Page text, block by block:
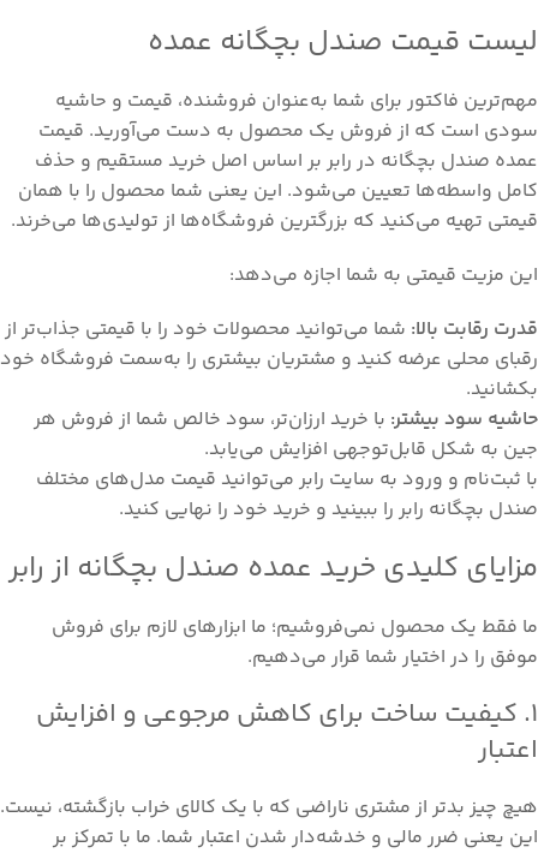
لیست قیمت صندل بچگانه عمده
مهم‌ترین فاکتور برای شما به‌عنوان فروشنده، قیمت و حاشیه
سودی است که از فروش یک محصول به دست می‌آورید. قیمت
عمده صندل بچگانه در رابر بر اساس اصل خرید مستقیم و حذف
کامل واسطه‌ها تعیین می‌شود. این یعنی شما محصول را با همان
قیمتی تهیه می‌کنید که بزرگترین فروشگاه‌ها از تولیدی‌ها می‌خرند.
این مزیت قیمتی به شما اجازه می‌دهد:
قدرت رقابت بالا: شما می‌توانید محصولات خود را با قیمتی جذاب‌تر از
رقبای محلی عرضه کنید و مشتریان بیشتری را به‌سمت فروشگاه خود
بکشانید.
حاشیه سود بیشتر: با خرید ارزان‌تر، سود خالص شما از فروش هر
جین به شکل قابل‌توجهی افزایش می‌یابد.
با ثبت‌نام و ورود به سایت رابر می‌توانید قیمت مدل‌های مختلف
صندل بچگانه رابر را ببینید و خرید خود را نهایی کنید.
مزایای کلیدی خرید عمده صندل بچگانه از رابر
ما فقط یک محصول نمی‌فروشیم؛ ما ابزارهای لازم برای فروش
موفق را در اختیار شما قرار می‌دهیم.
۱. کیفیت ساخت برای کاهش مرجوعی و افزایش
اعتبار
هیچ چیز بدتر از مشتری ناراضی که با یک کالای خراب بازگشته، نیست.
این یعنی ضرر مالی و خدشه‌دار شدن اعتبار شما. ما با تمرکز بر